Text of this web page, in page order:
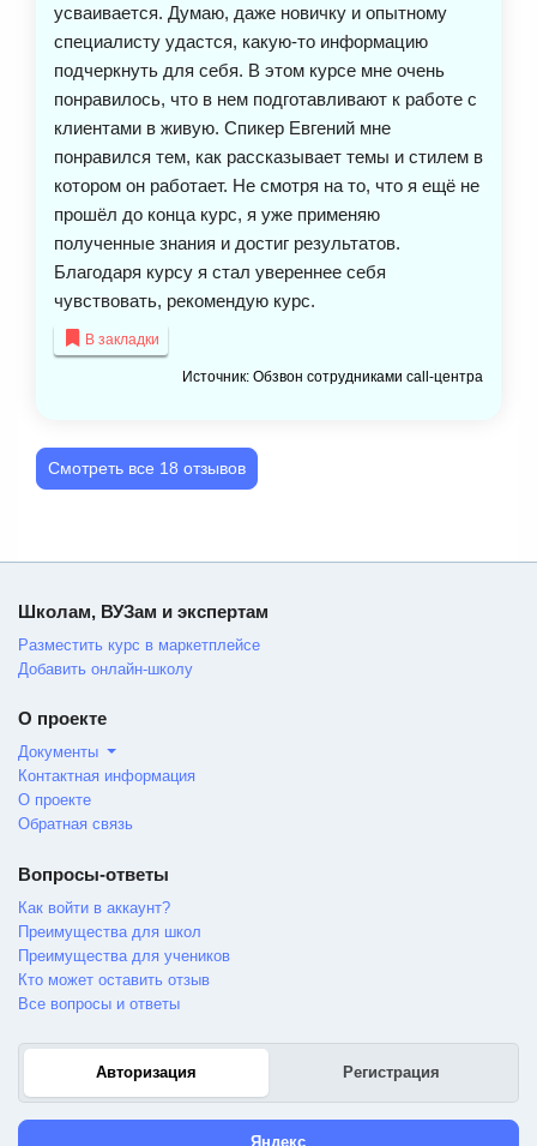
усваивается. Думаю, даже новичку и опытному
специалисту удастся, какую-то информацию
подчеркнуть для себя. В этом курсе мне очень
понравилось, что в нем подготавливают к работе с
клиентами в живую. Спикер Евгений мне
понравился тем, как рассказывает темы и стилем в
котором он работает. Не смотря на то, что я ещё не
прошёл до конца курс, я уже применяю
полученные знания и достиг результатов.
Благодаря курсу я стал увереннее себя
чувствовать, рекомендую курс.
В закладки
Источник: Обзвон сотрудниками call-центра
Смотреть все 18 отзывов
Школам, ВУЗам и экспертам
Разместить курс в маркетплейсе
Добавить онлайн-школу
О проекте
Документы
Контактная информация
О проекте
Обратная связь
Вопросы-ответы
Как войти в аккаунт?
Преимущества для школ
Преимущества для учеников
Кто может оставить отзыв
Все вопросы и ответы
Авторизация Регистрация
Яндекс